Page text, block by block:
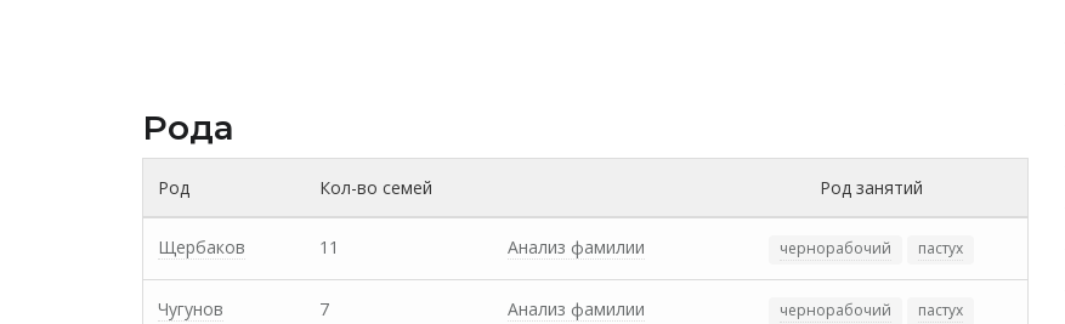
Рода
Род Кол-во семей Род занятий
Щербаков 11 Анализ фамилии чернорабочий пастух
Чугунов 7 Анализ фамилии чернорабочий пастух